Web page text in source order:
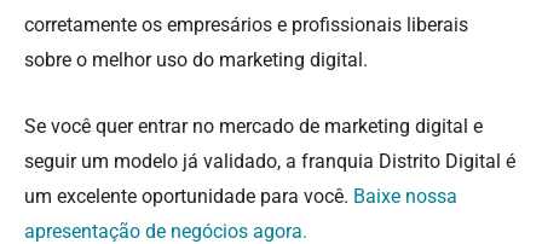
corretamente os empresários e profissionais liberais
sobre o melhor uso do marketing digital.
Se você quer entrar no mercado de marketing digital e
seguir um modelo já validado, a franquia Distrito Digital é
um excelente oportunidade para você. Baixe nossa
apresentação de negócios agora.